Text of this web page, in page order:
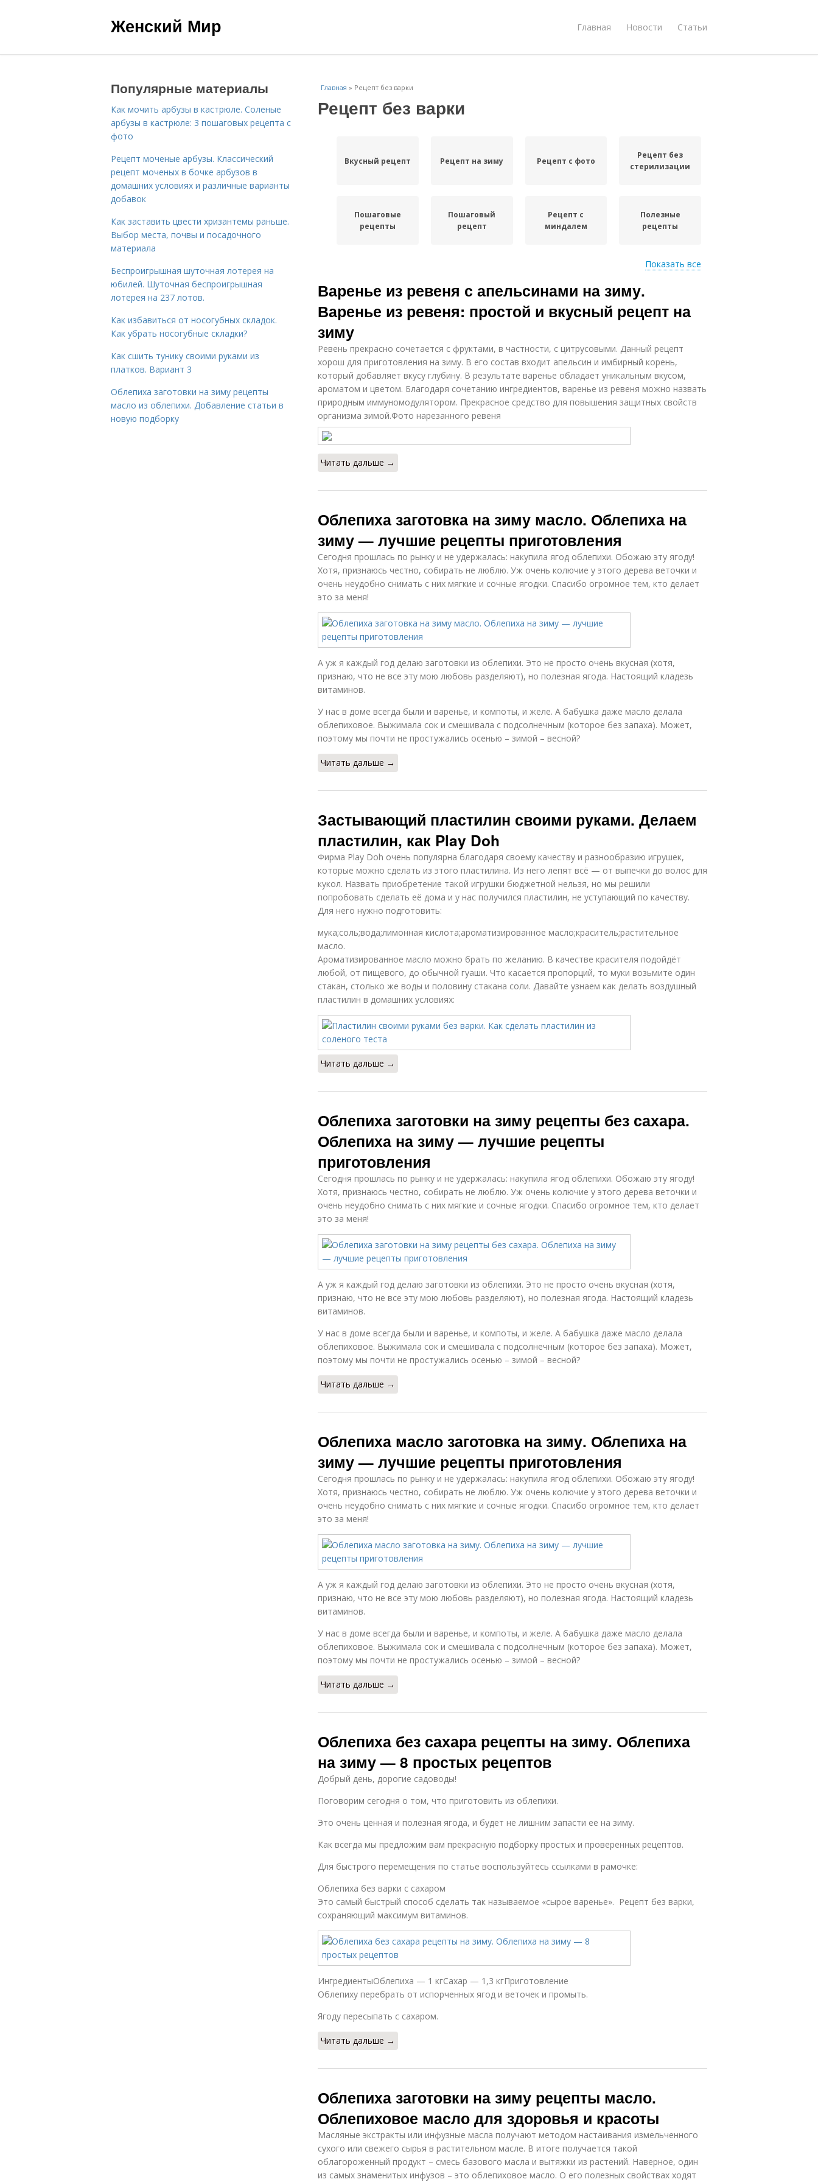
Женский Мир Главная Новости Статьи
Главная » Рецепт без варки
Рецепт без варки
Вкусный рецепт Рецепт на зиму Рецепт с фото
Рецепт без
стерилизации
Пошаговые
рецепты
Пошаговый
рецепт
Рецепт с
миндалем
Полезные
рецепты
рецепт
варки
латыни
рецепты
Рецепты с
облепихой
Рецепты с
косточками
Показать все
Варенье из ревеня с апельсинами на зиму.
Варенье из ревеня: простой и вкусный рецепт на
зиму
Ревень прекрасно сочетается с фруктами, в частности, с цитрусовыми. Данный рецепт
хорош для приготовления на зиму. В его состав входит апельсин и имбирный корень,
который добавляет вкусу глубину. В результате варенье обладает уникальным вкусом,
ароматом и цветом. Благодаря сочетанию ингредиентов, варенье из ревеня можно назвать
природным иммуномодулятором. Прекрасное средство для повышения защитных свойств
организма зимой.Фото нарезанного ревеня
Читать дальше →
Облепиха заготовка на зиму масло. Облепиха на
зиму — лучшие рецепты приготовления
Сегодня прошлась по рынку и не удержалась: накупила ягод облепихи. Обожаю эту ягоду!
Хотя, признаюсь честно, собирать не люблю. Уж очень колючие у этого дерева веточки и
очень неудобно снимать с них мягкие и сочные ягодки. Спасибо огромное тем, кто делает
это за меня!
А уж я каждый год делаю заготовки из облепихи. Это не просто очень вкусная (хотя,
признаю, что не все эту мою любовь разделяют), но полезная ягода. Настоящий кладезь
витаминов.
У нас в доме всегда были и варенье, и компоты, и желе. А бабушка даже масло делала
облепиховое. Выжимала сок и смешивала с подсолнечным (которое без запаха). Может,
поэтому мы почти не простужались осенью – зимой – весной?
Читать дальше →
Застывающий пластилин своими руками. Делаем
пластилин, как Play Doh
Фирма Play Doh очень популярна благодаря своему качеству и разнообразию игрушек,
которые можно сделать из этого пластилина. Из него лепят всё — от выпечки до волос для
кукол. Назвать приобретение такой игрушки бюджетной нельзя, но мы решили
попробовать сделать её дома и у нас получился пластилин, не уступающий по качеству.
Для него нужно подготовить:
мука;соль;вода;лимонная кислота;ароматизированное масло;краситель;растительное
масло.
Ароматизированное масло можно брать по желанию. В качестве красителя подойдёт
любой, от пищевого, до обычной гуаши. Что касается пропорций, то муки возьмите один
стакан, столько же воды и половину стакана соли. Давайте узнаем как делать воздушный
пластилин в домашних условиях:
Читать дальше →
Облепиха заготовки на зиму рецепты без сахара.
Облепиха на зиму — лучшие рецепты
приготовления
Сегодня прошлась по рынку и не удержалась: накупила ягод облепихи. Обожаю эту ягоду!
Хотя, признаюсь честно, собирать не люблю. Уж очень колючие у этого дерева веточки и
очень неудобно снимать с них мягкие и сочные ягодки. Спасибо огромное тем, кто делает
это за меня!
А уж я каждый год делаю заготовки из облепихи. Это не просто очень вкусная (хотя,
признаю, что не все эту мою любовь разделяют), но полезная ягода. Настоящий кладезь
витаминов.
У нас в доме всегда были и варенье, и компоты, и желе. А бабушка даже масло делала
облепиховое. Выжимала сок и смешивала с подсолнечным (которое без запаха). Может,
поэтому мы почти не простужались осенью – зимой – весной?
Читать дальше →
Облепиха масло заготовка на зиму. Облепиха на
зиму — лучшие рецепты приготовления
Сегодня прошлась по рынку и не удержалась: накупила ягод облепихи. Обожаю эту ягоду!
Хотя, признаюсь честно, собирать не люблю. Уж очень колючие у этого дерева веточки и
очень неудобно снимать с них мягкие и сочные ягодки. Спасибо огромное тем, кто делает
это за меня!
А уж я каждый год делаю заготовки из облепихи. Это не просто очень вкусная (хотя,
признаю, что не все эту мою любовь разделяют), но полезная ягода. Настоящий кладезь
витаминов.
У нас в доме всегда были и варенье, и компоты, и желе. А бабушка даже масло делала
облепиховое. Выжимала сок и смешивала с подсолнечным (которое без запаха). Может,
поэтому мы почти не простужались осенью – зимой – весной?
Читать дальше →
Облепиха без сахара рецепты на зиму. Облепиха
на зиму — 8 простых рецептов
Добрый день, дорогие садоводы!
Поговорим сегодня о том, что приготовить из облепихи.
Это очень ценная и полезная ягода, и будет не лишним запасти ее на зиму.
Как всегда мы предложим вам прекрасную подборку простых и проверенных рецептов.
Для быстрого перемещения по статье воспользуйтесь ссылками в рамочке:
Облепиха без варки с сахаром
Это самый быстрый способ сделать так называемое «сырое варенье». Рецепт без варки,
сохраняющий максимум витаминов.
ИнгредиентыОблепиха — 1 кгСахар — 1,3 кгПриготовление
Облепиху перебрать от испорченных ягод и веточек и промыть.
Ягоду пересыпать с сахаром.
Читать дальше →
Облепиха заготовки на зиму рецепты масло.
Облепиховое масло для здоровья и красоты
Масляные экстракты или инфузные масла получают методом настаивания измельченного
сухого или свежего сырья в растительном масле. В итоге получается такой
облагороженный продукт – смесь базового масла и вытяжки из растений. Наверное, один
из самых знаменитых инфузов – это облепиховое масло. О его полезных свойствах ходят
Популярные материалы
Как мочить арбузы в кастрюле. Соленые
арбузы в кастрюле: 3 пошаговых рецепта с
фото
Рецепт моченые арбузы. Классический
рецепт моченых в бочке арбузов в
домашних условиях и различные варианты
добавок
Как заставить цвести хризантемы раньше.
Выбор места, почвы и посадочного
материала
Беспроигрышная шуточная лотерея на
юбилей. Шуточная беспроигрышная
лотерея на 237 лотов.
Как избавиться от носогубных складок.
Как убрать носогубные складки?
Как сшить тунику своими руками из
платков. Вариант 3
Облепиха заготовки на зиму рецепты
масло из облепихи. Добавление статьи в
новую подборку